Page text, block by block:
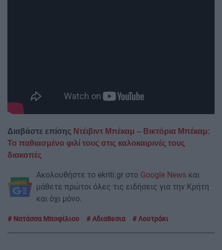
Διαβάστε επίσης Ντέιβιντ Μπέκαμ – Βικτόρια Μπέκαμ:
Το παθιασμένο φιλί τους στις καλοκαιρινές τους
διακοπές
Ακολουθήστε το ekriti.gr στο Google News και
μάθετε πρώτοι όλες τις ειδήσεις για την Κρήτη
και όχι μόνο.
Νατάσσα Μποφίλιου Αδιαθεσια Λουτράκι